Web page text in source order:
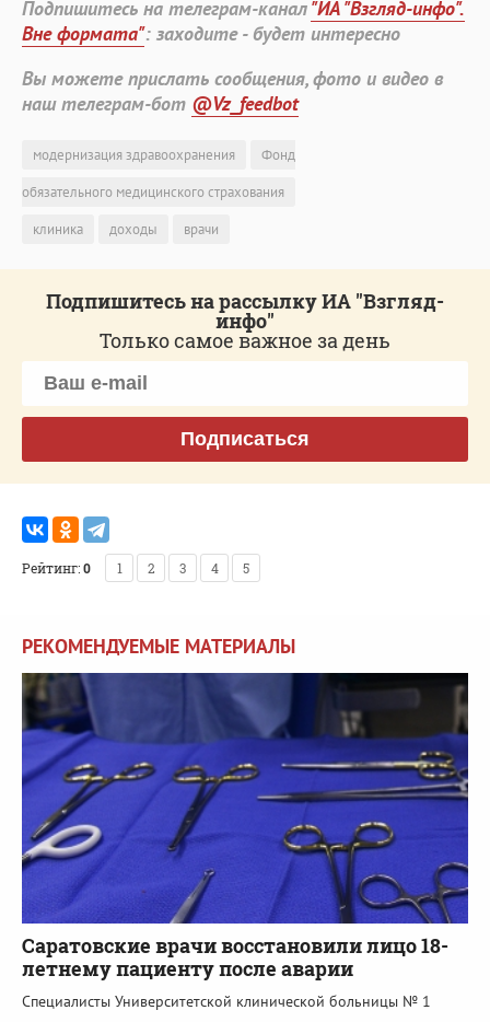
Подпишитесь на телеграм-канал"ИА "Взгляд-инфо".
Вне формата": заходите - будет интересно
Вы можете прислать сообщения, фото и видео в
наш телеграм-бот @Vz_feedbot
модернизация здравоохранения
Фонд
обязательного медицинского страхования
клиника
доходы врачи
Подпишитесь на рассылку ИА "Взгляд-
инфо"
Только самое важное за день
Подписаться
Рейтинг:0 1 2 3 4 5
РЕКОМЕНДУЕМЫЕ МАТЕРИАЛЫ
Саратовские врачи восстановили лицо 18-
летнему пациенту после аварии
Специалисты Университетской клинической больницы № 1